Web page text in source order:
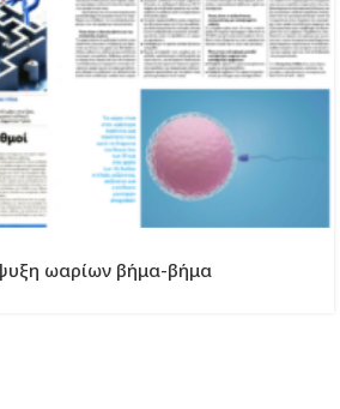
ωαρίων βήμα-βήμα